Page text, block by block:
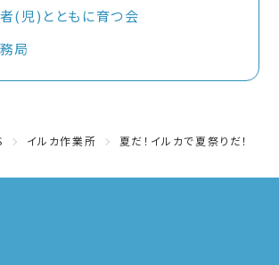
(児)とともに育つ会
局
イルカ作業所
夏だ！イルカで夏祭りだ！